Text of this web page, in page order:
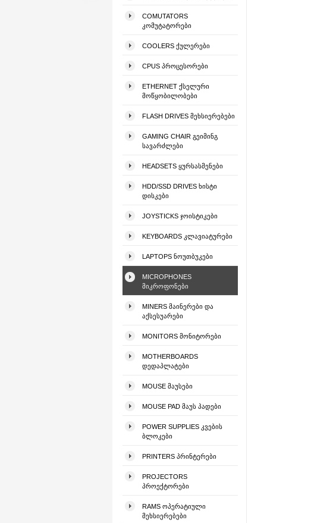
COMUTATORS
ᲙᲝᲛᲣᲢᲐᲢᲝᲠᲔᲑᲘ
COOLERS ᲥᲣᲚᲔᲠᲔᲑᲘ
CPUS ᲞᲠᲝᲪᲔᲡᲝᲠᲔᲑᲘ
ETHERNET ᲥᲡᲔᲚᲣᲠᲘ
ᲛᲝᲬᲧᲝᲑᲘᲚᲝᲑᲔᲑᲘ
FLASH DRIVES ᲛᲔᲮᲡᲘᲔᲠᲔᲑᲔᲑᲘ
GAMING CHAIR ᲒᲔᲘᲛᲘᲜᲒ
ᲡᲐᲕᲐᲠᲫᲚᲔᲑᲘ
HEADSETS ᲧᲣᲠᲡᲐᲡᲛᲔᲜᲔᲑᲘ
HDD/SSD DRIVES ᲮᲘᲡᲢᲘ
ᲓᲘᲡᲙᲔᲑᲘ
JOYSTICKS ᲯᲝᲘᲡᲢᲘᲙᲔᲑᲘ
KEYBOARDS ᲙᲚᲐᲕᲘᲐᲢᲣᲠᲔᲑᲘ
LAPTOPS ᲜᲝᲣᲗᲑᲣᲙᲔᲑᲘ
MICROPHONES
ᲛᲘᲙᲠᲝᲤᲝᲜᲔᲑᲘ
MINERS ᲛᲐᲘᲜᲔᲠᲔᲑᲘ ᲓᲐ
ᲐᲥᲡᲔᲡᲣᲐᲠᲔᲑᲘ
MONITORS ᲛᲝᲜᲘᲢᲝᲠᲔᲑᲘ
MOTHERBOARDS
ᲓᲔᲓᲐᲞᲚᲐᲢᲔᲑᲘ
MOUSE ᲛᲐᲣᲡᲔᲑᲘ
MOUSE PAD ᲛᲐᲣᲡ ᲞᲐᲓᲔᲑᲘ
POWER SUPPLIES ᲙᲕᲔᲑᲘᲡ
ᲑᲚᲝᲙᲔᲑᲘ
PRINTERS ᲞᲠᲘᲜᲢᲔᲠᲔᲑᲘ
PROJECTORS
ᲞᲠᲝᲔᲥᲢᲝᲠᲔᲑᲘ
RAMS ᲝᲞᲔᲠᲐᲢᲘᲣᲚᲘ
ᲛᲔᲮᲡᲘᲔᲠᲔᲑᲔᲑᲘ